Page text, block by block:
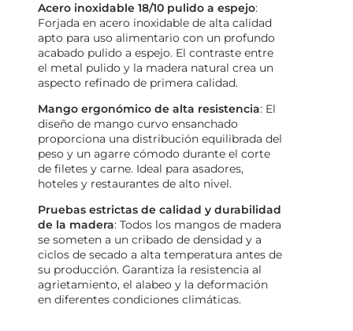
Acero inoxidable 18/10 pulido a espejo:
Forjada en acero inoxidable de alta calidad
apto para uso alimentario con un profundo
acabado pulido a espejo. El contraste entre
el metal pulido y la madera natural crea un
aspecto refinado de primera calidad.
Mango ergonómico de alta resistencia: El
diseño de mango curvo ensanchado
proporciona una distribución equilibrada del
peso y un agarre cómodo durante el corte
de filetes y carne. Ideal para asadores,
hoteles y restaurantes de alto nivel.
Pruebas estrictas de calidad y durabilidad
de la madera: Todos los mangos de madera
se someten a un cribado de densidad y a
ciclos de secado a alta temperatura antes de
su producción. Garantiza la resistencia al
agrietamiento, el alabeo y la deformación
en diferentes condiciones climáticas.